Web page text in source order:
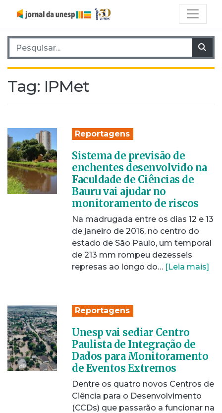
Pesquisar por:
Tag: IPMet
Reportagens
Sistema de previsão de
enchentes desenvolvido na
Faculdade de Ciências de
Bauru vai ajudar no
monitoramento de riscos
Na madrugada entre os dias 12 e 13
de janeiro de 2016, no centro do
estado de São Paulo, um temporal
de 213 mm rompeu dezesseis
represas ao longo do… [Leia mais]
Reportagens
Unesp vai sediar Centro
Paulista de Integração de
Dados para Monitoramento
de Eventos Extremos
Dentre os quatro novos Centros de
Ciência para o Desenvolvimento
(CCDs) que passarão a funcionar na